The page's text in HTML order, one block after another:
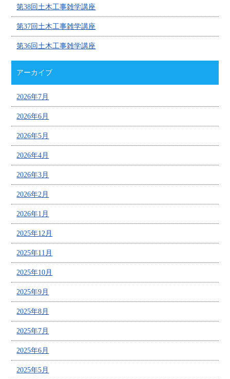
第38回土木工事雑学講座
第37回土木工事雑学講座
第36回土木工事雑学講座
アーカイブ
2026年7月
2026年6月
2026年5月
2026年4月
2026年3月
2026年2月
2026年1月
2025年12月
2025年11月
2025年10月
2025年9月
2025年8月
2025年7月
2025年6月
2025年5月